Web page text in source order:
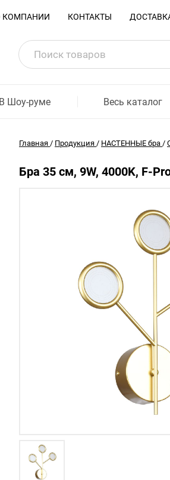
КОМПАНИИ КОНТАКТЫ
В Шоу-руме Весь каталог
Главная / Продукция / НАСТЕННЫЕ бра /
Бра 35 см, 9W, 4000K, F-